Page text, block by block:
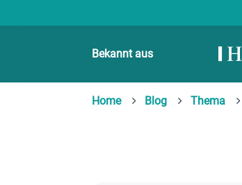
Bekannt aus
Home Blog Thema